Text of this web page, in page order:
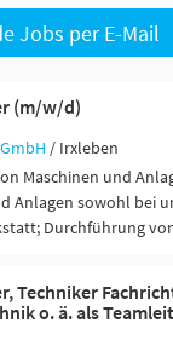
Jobs per E-Mail
(m/w/d)
/ Irxleben
Maschinen und
Anlagen sowohl bei
Durchführung
Techniker
o. ä. als